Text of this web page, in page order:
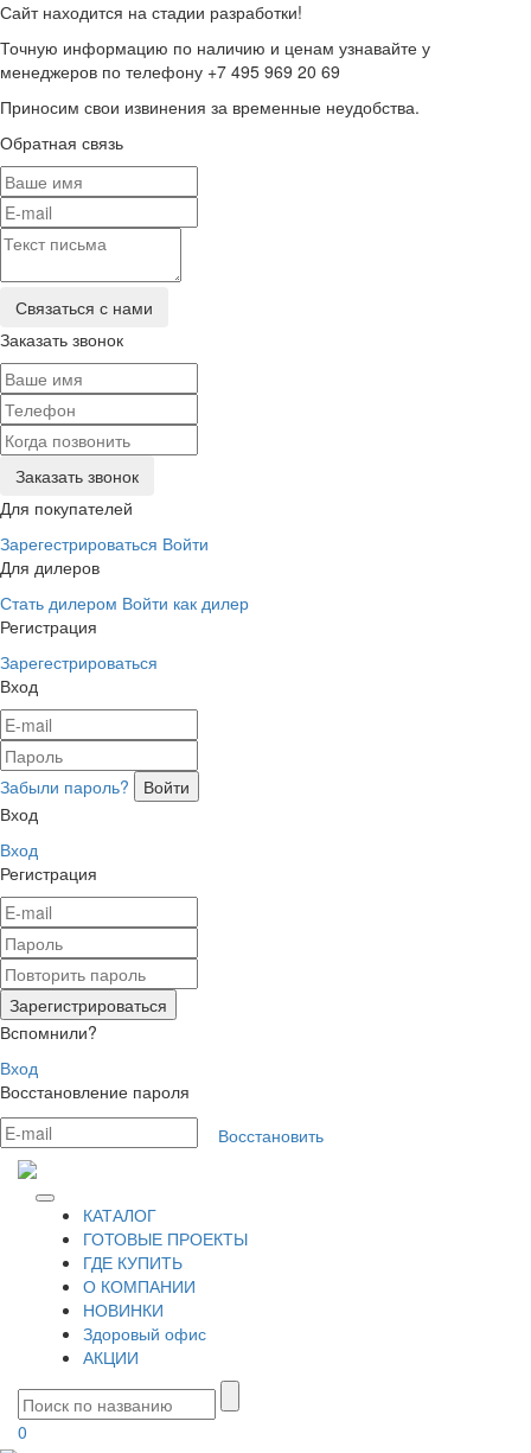
Сайт находится на стадии разработки!
Точную информацию по наличию и ценам узнавайте у
менеджеров по телефону +7 495 969 20 69
Приносим свои извинения за временные неудобства.
Обратная связь
Заказать звонок
Для покупателей
Зарегестрироваться Войти
Для дилеров
Стать дилером Войти как дилер
Регистрация
Зарегестрироваться
Вход
Забыли пароль?
Вход
Вход
Регистрация
Вспомнили?
Вход
Восстановление пароля
Восстановить
КАТАЛОГ
ГОТОВЫЕ ПРОЕКТЫ
ГДЕ КУПИТЬ
О КОМПАНИИ
НОВИНКИ
Здоровый офис
АКЦИИ
0